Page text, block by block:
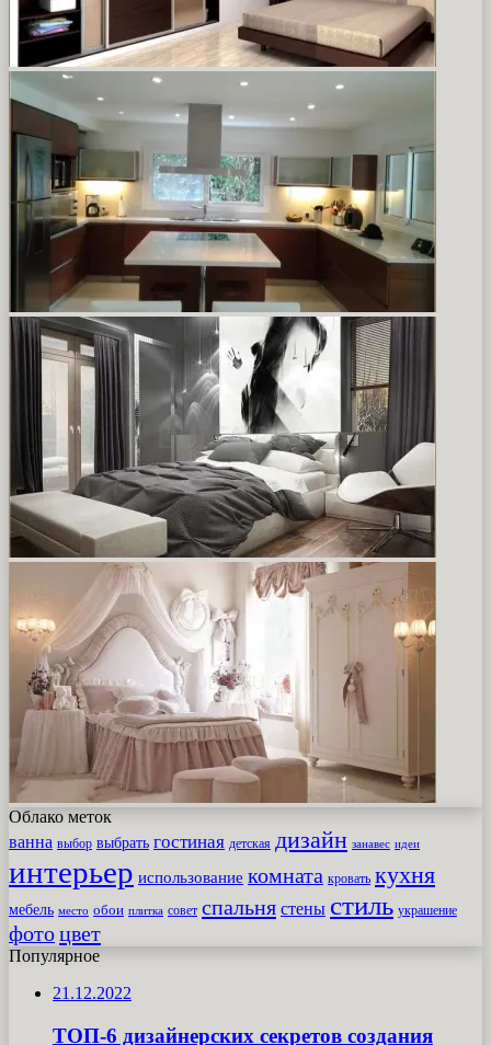
Облако меток
ванна выбор выбрать гостиная детская дизайн занавес идеи
интерьер использование комната кровать кухня
мебель место обои плитка совет спальня стены стиль украшение
фотоцвет
Популярное
21.12.2022
ТОП-6 дизайнерских секретов создания